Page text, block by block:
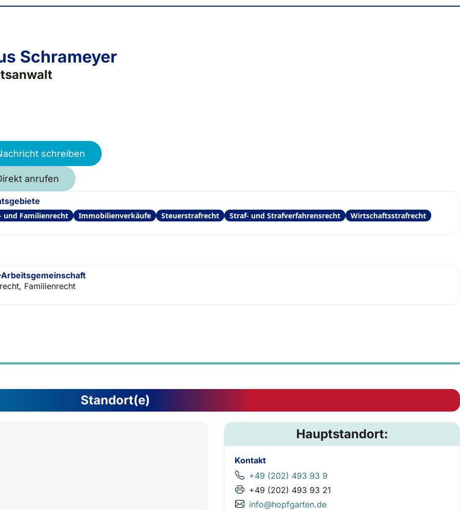
Schrameyer
schreiben
anrufen
und Familienrecht Immobilienverkäufe Steuerstrafrecht Straf- und Strafverfahrensrecht Wirtschaftsstrafrecht
Arbeitsgemeinschaft
Familienrecht
Standort(e)
Hauptstandort:
Kontakt
+49 (202) 493 93 9
+49 (202) 493 93 21
info@hopfgarten.de